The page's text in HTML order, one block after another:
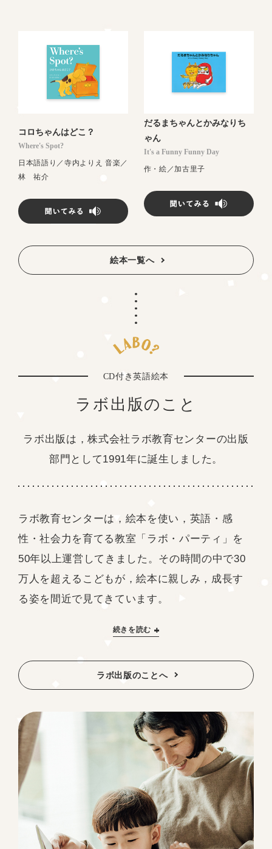
コロちゃんはどこ？
Where's Spot?
日本語語り／寺内よりえ 音楽／
林 祐介
だるまちゃんとかみなりち
ゃん
It's a Funny Funny Day
作・絵／加古里子
絵本一覧へ
CD付き英語絵本
ラボ出版のこと
ラボ出版は，株式会社ラボ教育センターの出版
部門として1991年に誕生しました。
ラボ教育センターは，絵本を使い，英語・感
性・社会力を育てる教室「ラボ・パーティ」を
50年以上運営してきました。その時間の中で30
万人を超えるこどもが，絵本に親しみ，成長す
る姿を間近で見てきています。
続きを読む
ラボ出版のことへ